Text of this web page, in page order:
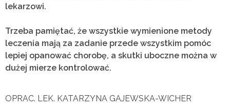
lekarzowi.
Trzeba pamiętać, że wszystkie wymienione metody
leczenia mają za zadanie przede wszystkim pomóc
lepiej opanować chorobę, a skutki uboczne można w
dużej mierze kontrolować.
OPRAC. LEK. KATARZYNA GAJEWSKA-WICHER